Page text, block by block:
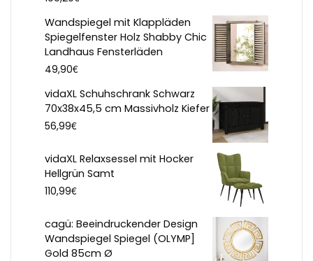
Wandspiegel mit Klappläden
Spiegelfenster Holz Shabby Chic
Landhaus Fensterläden
49,90€
vidaXL Schuhschrank Schwarz
70x38x45,5 cm Massivholz Kiefer
56,99€
vidaXL Relaxsessel mit Hocker
Hellgrün Samt
110,99€
cagü: Beeindruckender Design
Wandspiegel Spiegel (OLYMP]
Gold 85cm Ø